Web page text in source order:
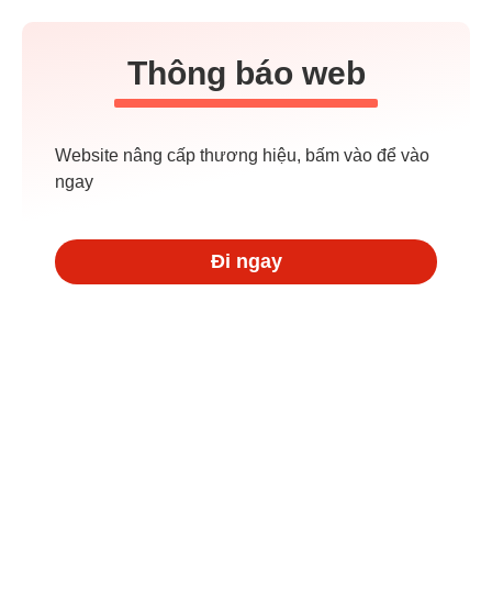
Thông báo web
Website nâng cấp thương hiệu, bấm vào để vào
ngay
Đi ngay